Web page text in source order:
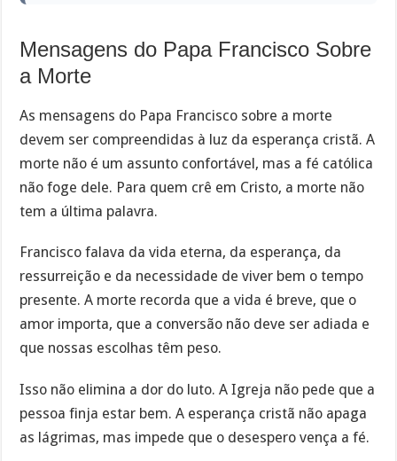
Mensagens do Papa Francisco Sobre
a Morte
As mensagens do Papa Francisco sobre a morte
devem ser compreendidas à luz da esperança cristã. A
morte não é um assunto confortável, mas a fé católica
não foge dele. Para quem crê em Cristo, a morte não
tem a última palavra.
Francisco falava da vida eterna, da esperança, da
ressurreição e da necessidade de viver bem o tempo
presente. A morte recorda que a vida é breve, que o
amor importa, que a conversão não deve ser adiada e
que nossas escolhas têm peso.
Isso não elimina a dor do luto. A Igreja não pede que a
pessoa finja estar bem. A esperança cristã não apaga
as lágrimas, mas impede que o desespero vença a fé.